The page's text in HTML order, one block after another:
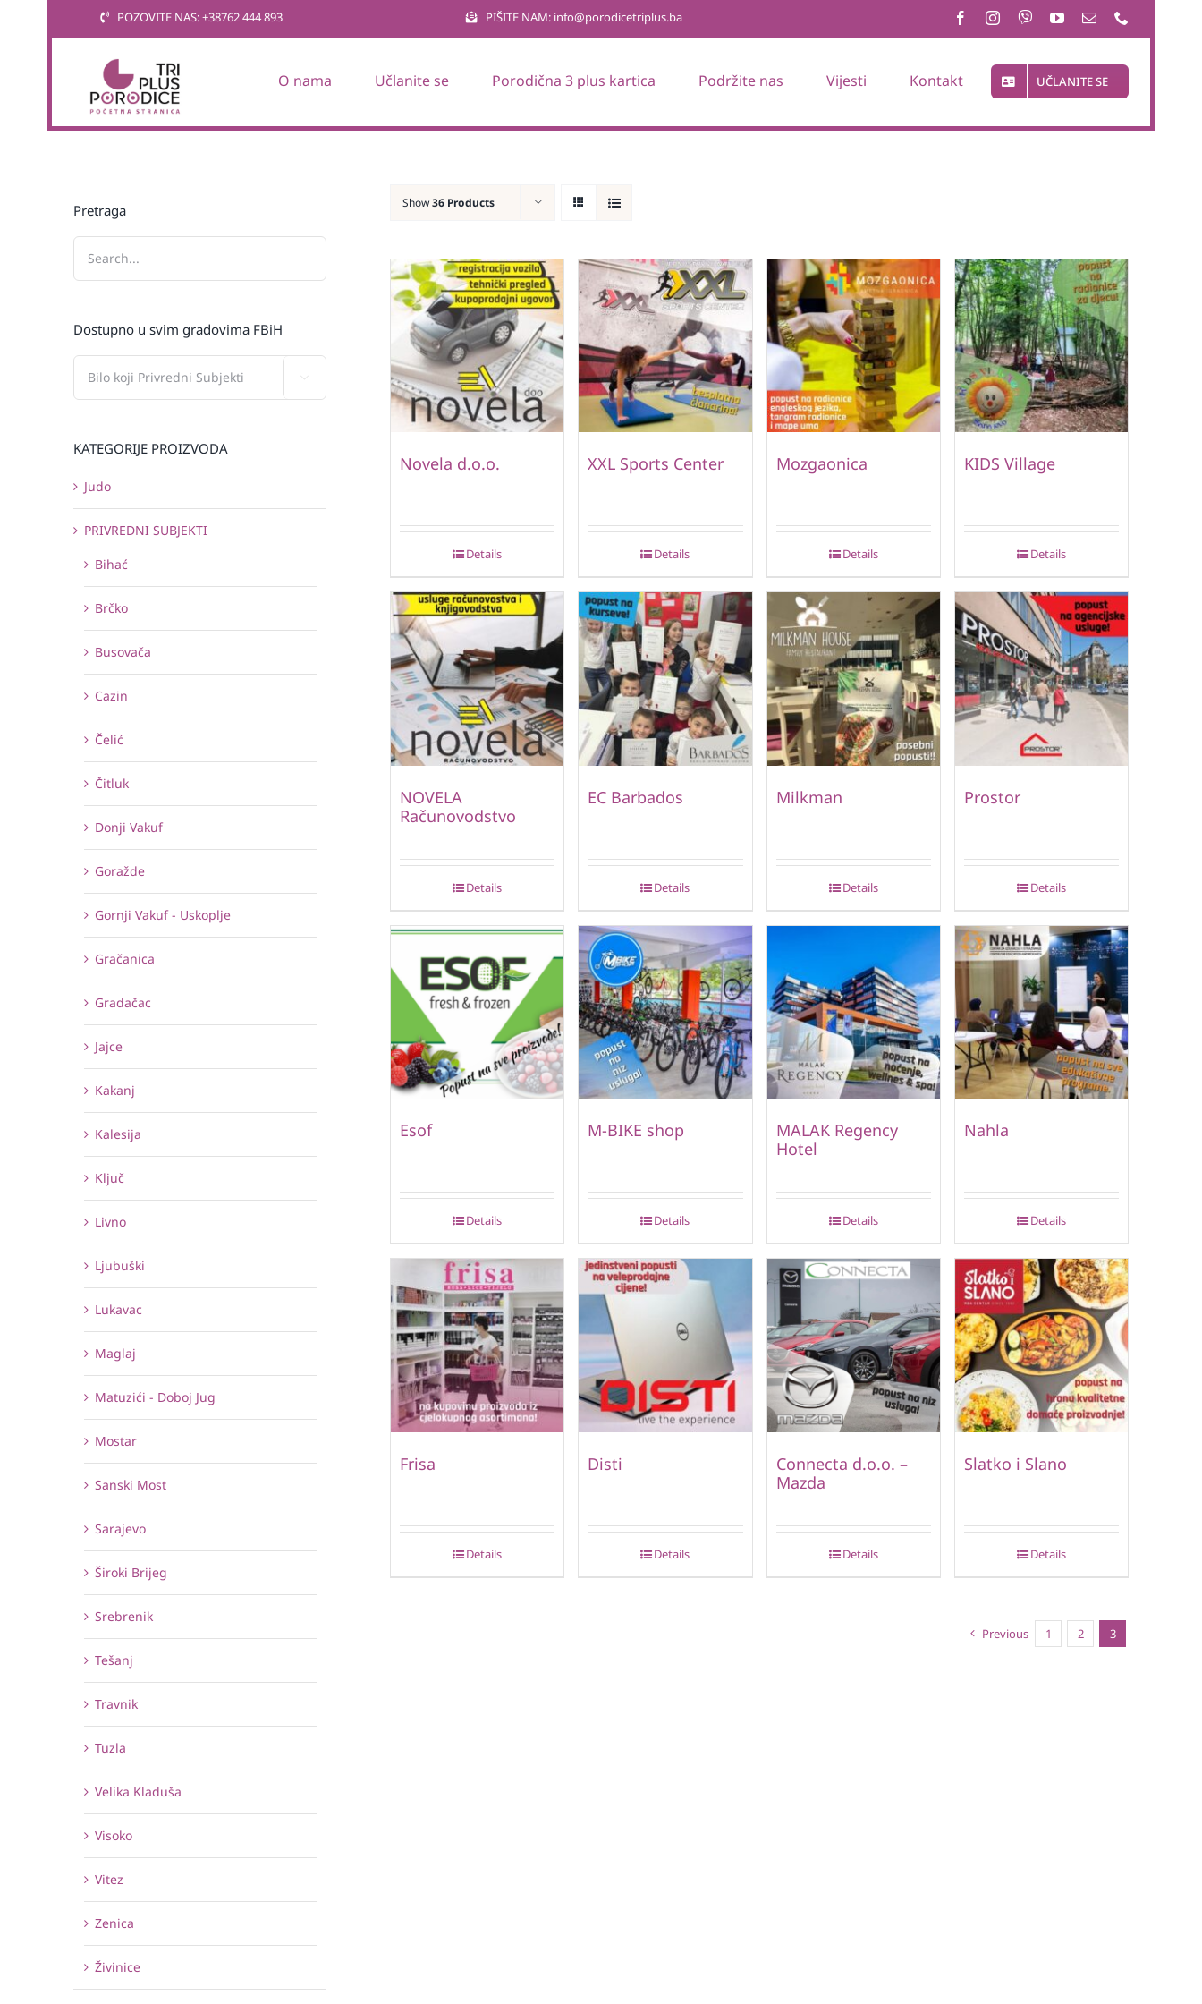
POZOVITE NAS: +38762 444 893 PIŠITE NAM: info@porodicetriplus.ba
O nama Učlanite se Porodična 3 plus kartica Podržite nas Vijesti Kontakt UČLANITE SE
Show36 Products
Novela d.o.o.
Details
XXL Sports Center
Details
Mozgaonica
Details
KIDS Village
Details
NOVELA
Računovodstvo
Details
EC Barbados
Details
Milkman
Details
Prostor
Details
Esof
Details
M-BIKE shop
Details
MALAK Regency
Hotel
Details
Nahla
Details
Frisa
Details
Disti
Details
Connecta d.o.o. –
Mazda
Details
Slatko i Slano
Details
Previous 1 2 3
Pretraga
Dostupno u svim gradovima FBiH
KATEGORIJE PROIZVODA
Judo
PRIVREDNI SUBJEKTI
Bihać
Brčko
Busovača
Cazin
Čelić
Čitluk
Donji Vakuf
Goražde
Gornji Vakuf - Uskoplje
Gračanica
Gradačac
Jajce
Kakanj
Kalesija
Ključ
Livno
Ljubuški
Lukavac
Maglaj
Matuzići - Doboj Jug
Mostar
Sanski Most
Sarajevo
Široki Brijeg
Srebrenik
Tešanj
Travnik
Tuzla
Velika Kladuša
Visoko
Vitez
Zenica
Živinice